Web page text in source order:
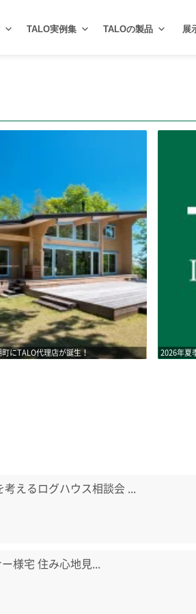
TALO実例集 TALOの製品 展
お知らせ 山梨県北
えるログハウス相談会 ...
様宅 住み心地見...